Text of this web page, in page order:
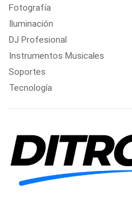
Fotografía
Iluminación
DJ Profesional
Instrumentos Musicales
Soportes
Tecnología